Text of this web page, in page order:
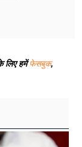
लिए हमेंफेसबुक,